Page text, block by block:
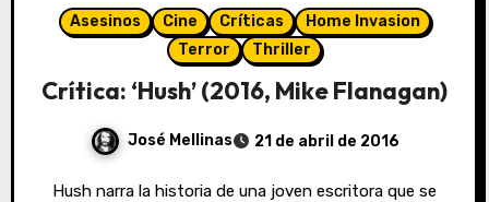
Asesinos Cine Críticas
Home Invasion
Terror
Thriller
Crítica: ‘Hush’ (2016, Mike Flanagan)
José Mellinas 21 de abril de 2016
Hush narra la historia de una joven escritora que se